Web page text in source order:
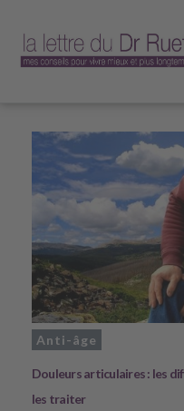
Anti-âge
Douleurs articulaires : les
les traiter